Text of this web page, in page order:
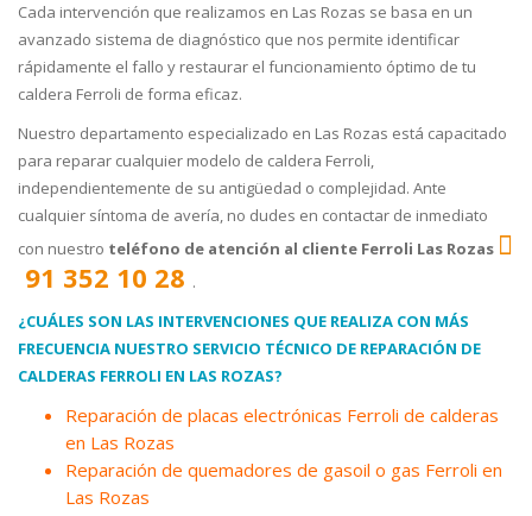
Cada intervención que realizamos en Las Rozas se basa en un
avanzado sistema de diagnóstico que nos permite identificar
rápidamente el fallo y restaurar el funcionamiento óptimo de tu
caldera Ferroli de forma eficaz.
Nuestro departamento especializado en Las Rozas está capacitado
para reparar cualquier modelo de caldera Ferroli,
independientemente de su antigüedad o complejidad. Ante
cualquier síntoma de avería, no dudes en contactar de inmediato
con nuestro teléfono de atención al cliente Ferroli Las Rozas
91 352 10 28 .
¿CUÁLES SON LAS INTERVENCIONES QUE REALIZA CON MÁS
FRECUENCIA NUESTRO SERVICIO TÉCNICO DE REPARACIÓN DE
CALDERAS FERROLI EN LAS ROZAS?
Reparación de placas electrónicas Ferroli de calderas
en Las Rozas
Reparación de quemadores de gasoil o gas Ferroli en
Las Rozas